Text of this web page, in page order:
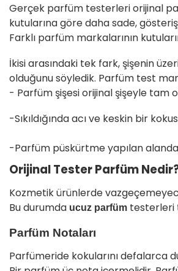
Gerçek parfüm testerleri orijinal
kutularına göre daha sade,
Farklı parfüm markalarının
İkisi arasındaki tek fark, şişenin
olduğunu söyledik. Parfüm test
- Parfüm şişesi orijinal şişeyle tam
-Sıkıldığında acı ve keskin bir
-Parfüm püskürtme yapılan
Orijinal Tester Parfüm
Kozmetik ürünlerde
Bu durumda ucuz parfüm testerleri
Parfüm Notaları
Parfümeride kokularını defalarca